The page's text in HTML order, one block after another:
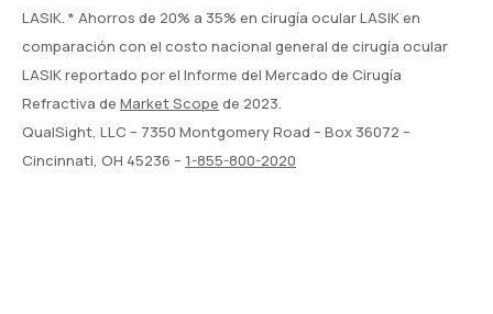
LASIK. * Ahorros de 20% a 35% en cirugía ocular LASIK en
comparación con el costo nacional general de cirugía ocular
LASIK reportado por el Informe del Mercado de Cirugía
Refractiva de Market Scope de 2023.
QualSight, LLC – 7350 Montgomery Road – Box 36072 –
Cincinnati, OH 45236 –1-855-800-2020